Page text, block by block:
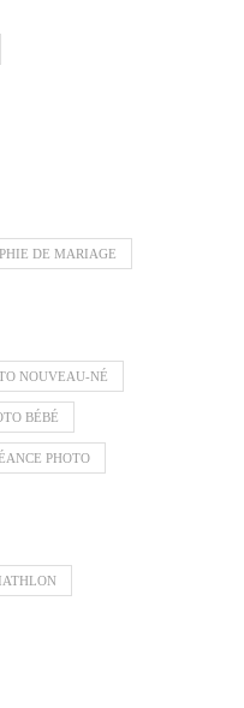
DE MARIAGE
NOUVEAU-NÉ
BÉBÉ
PHOTO